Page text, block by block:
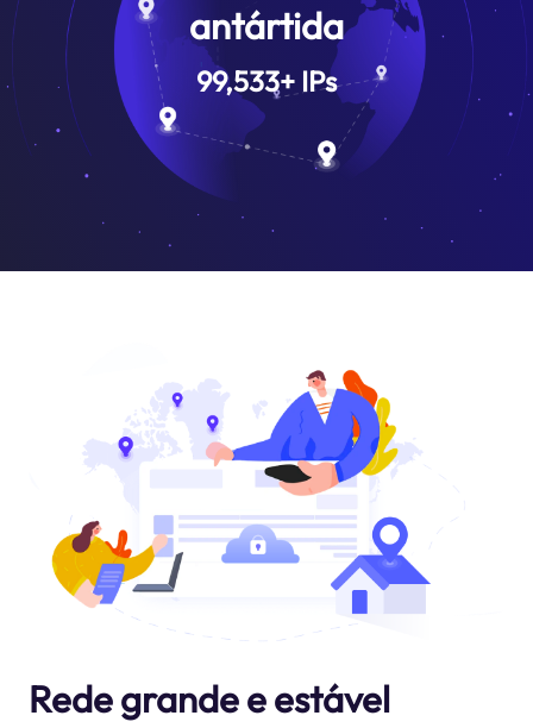
antártida
99,533+ IPs
Rede grande e estável